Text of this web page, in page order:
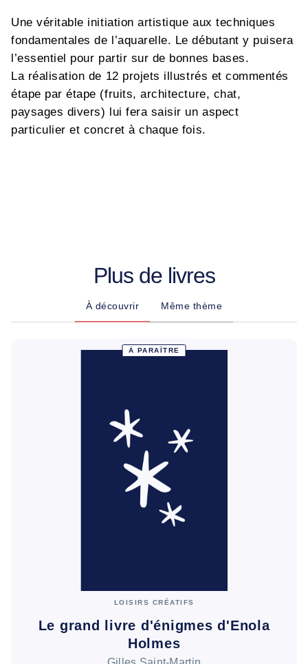
Une véritable initiation artistique aux techniques
fondamentales de l’aquarelle. Le débutant y puisera
l’essentiel pour partir sur de bonnes bases.
La réalisation de 12 projets illustrés et commentés
étape par étape (fruits, architecture, chat,
paysages divers) lui fera saisir un aspect
particulier et concret à chaque fois.
Plus de livres
À découvrir Même thème
À PARAÎTRE
LOISIRS CRÉATIFS
Le grand livre d'énigmes d'Enola
Holmes